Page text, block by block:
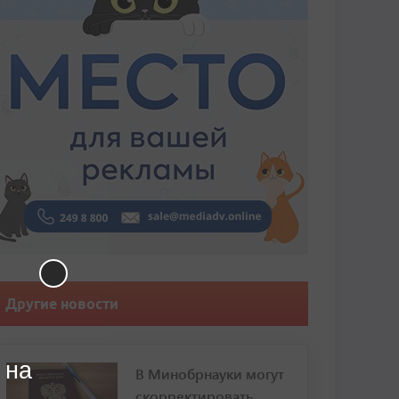
Другие новости
В Минобрнауки могут